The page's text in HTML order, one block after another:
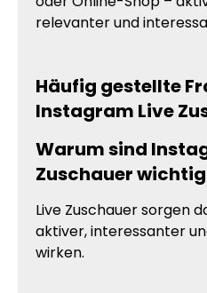
relevanter und
Häufig gestellte
Instagram Live
Warum sind
Zuschauer
Live Zuschauer sorgen
aktiver, interessanter
wirken.